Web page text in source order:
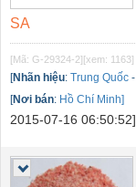
SA
[Mã: G-29324-2][xem: 1163]
[Nhãn hiệu: Trung Quốc -
[Nơi bán: Hồ Chí Minh]
2015-07-16 06:50:52]